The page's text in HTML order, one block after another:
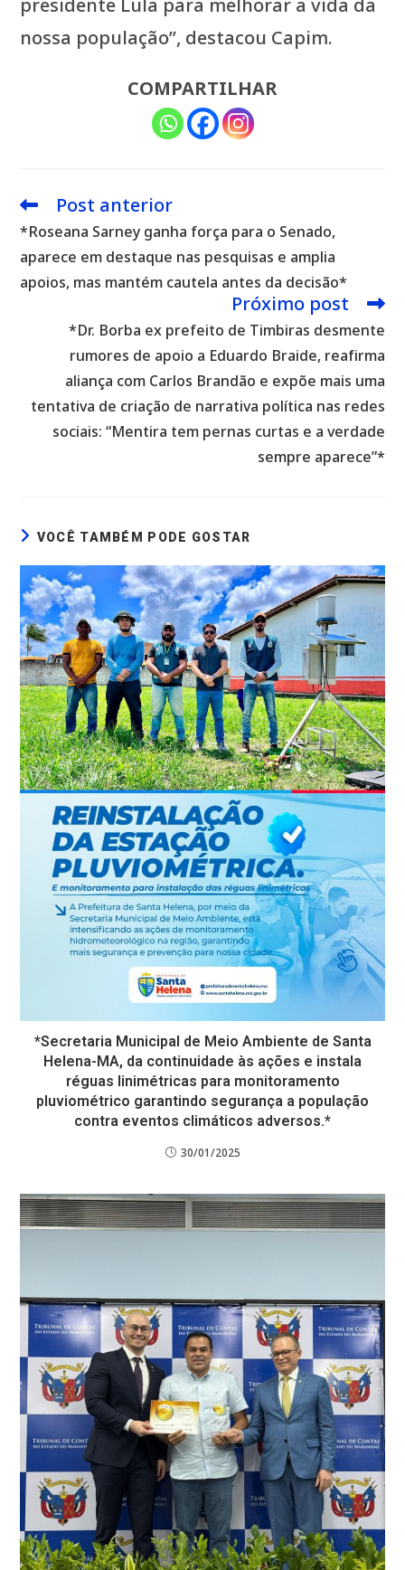
presidente Lula para melhorar a vida da
nossa população”, destacou Capim.
COMPARTILHAR
Leia
artigos
Post anterior
*Roseana Sarney ganha força para o Senado,
aparece em destaque nas pesquisas e amplia
apoios, mas mantém cautela antes da decisão*
Próximo post
*Dr. Borba ex prefeito de Timbiras desmente
rumores de apoio a Eduardo Braide, reafirma
aliança com Carlos Brandão e expõe mais uma
tentativa de criação de narrativa política nas redes
sociais: “Mentira tem pernas curtas e a verdade
sempre aparece”*
VOCÊ TAMBÉM PODE GOSTAR
*Secretaria Municipal de Meio Ambiente de Santa
Helena-MA, da continuidade às ações e instala
réguas linimétricas para monitoramento
pluviométrico garantindo segurança a população
contra eventos climáticos adversos.*
30/01/2025